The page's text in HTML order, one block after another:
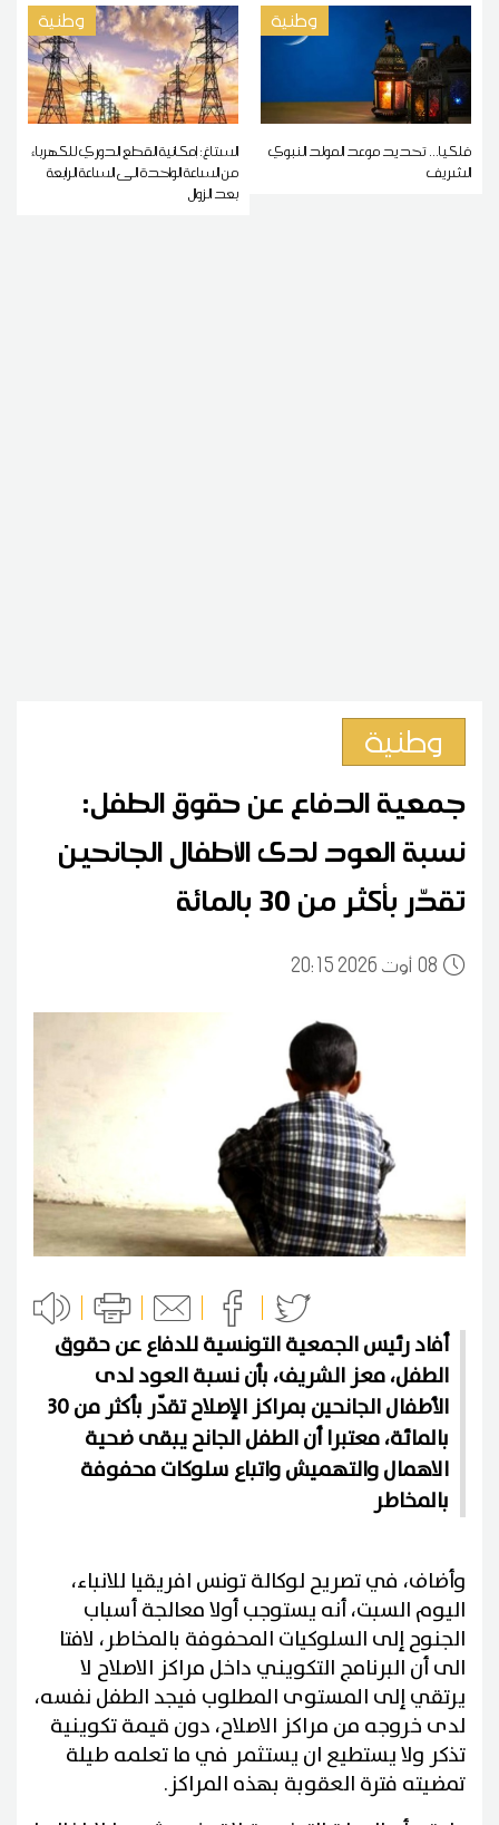
وطنية
فلكيا... تحديد موعد المولد النبوي
الشريف
وطنية
الستاغ: إمكانية القطع الدوري للكهرباء
من الساعة الواحدة الى الساعة الرابعة
بعد الزوال
وطنية
جمعية الدفاع عن حقوق الطفل:
نسبة العود لدى الأطفال الجانحين
تقدّر بأكثر من 30 بالمائة
0820:15 2026 أوت
أفاد رئيس الجمعية التونسية للدفاع عن حقوق
الطفل، معز الشريف، بأن نسبة العود لدى
الأطفال الجانحين بمراكز الإصلاح تقدّر بأكثر من 30
بالمائة، معتبرا أن الطفل الجانح يبقى ضحية
الاهمال والتهميش واتباع سلوكات محفوفة
بالمخاطر
وأضاف، في تصريح لوكالة تونس افريقيا للانباء،
اليوم السبت، أنه يستوجب أولا معالجة أسباب
الجنوح إلى السلوكيات المحفوفة بالمخاطر، لافتا
الى أن البرنامج التكويني داخل مراكز الاصلاح لا
يرتقي إلى المستوى المطلوب فيجد الطفل نفسه،
لدى خروجه من مراكز الاصلاح، دون قيمة تكوينية
تذكر ولا يستطيع ان يستثمر في ما تعلمه طيلة
تمضيته فترة العقوبة بهذه المراكز.